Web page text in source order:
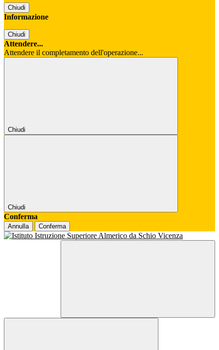
Chiudi
Informazione
Chiudi
Attendere...
Attendere il completamento dell'operazione...
Chiudi
Chiudi
Conferma
Annulla Conferma